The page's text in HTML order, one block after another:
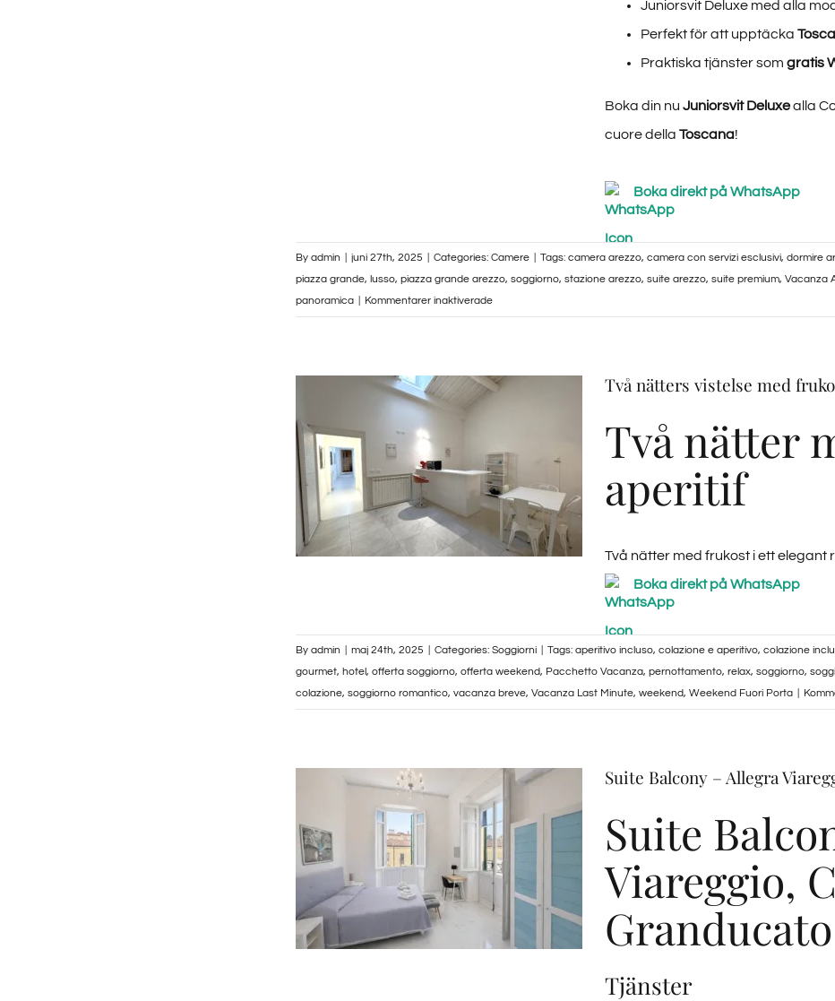
Juniorsvit Deluxe med alla
Perfekt för att upptäcka
Praktiska tjänster som gratis
Boka din nu Juniorsvit Deluxealla
cuore della Toscana!
Boka direkt på WhatsApp
By admin juni 27th, 2025 Categories: Camere Tags: camera arezzo, camera con servizi esclusivi, dormire
piazza grande, lusso, piazza grande arezzo, soggiorno, stazione arezzo, suite arezzo, suite premium, Vacanza
panoramica
Kommentarer inaktiveradeför
–
del
Re
su
Piazza
Grande,
Arezzo
Två nätters vistelse med
Två nätter
aperitif
Två nätter med frukost i ett elegant
Boka direkt på WhatsApp
By admin maj 24th, 2025 Categories: Soggiorni Tags: aperitivo incluso, colazione e aperitivo, colazione
gourmet, hotel, offerta soggiorno, offerta weekend, Pacchetto Vacanza, pernottamento, relax, soggiorno,
colazione, soggiorno romantico, vacanza breve, Vacanza Last Minute, weekend, Weekend Fuori Porta
Suite Balcony – Allegra
Suite
Viareggio,
Tjänster